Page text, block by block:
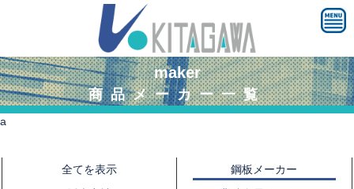
maker
商品メーカー一覧
a
全てを表示
鋼板メーカー